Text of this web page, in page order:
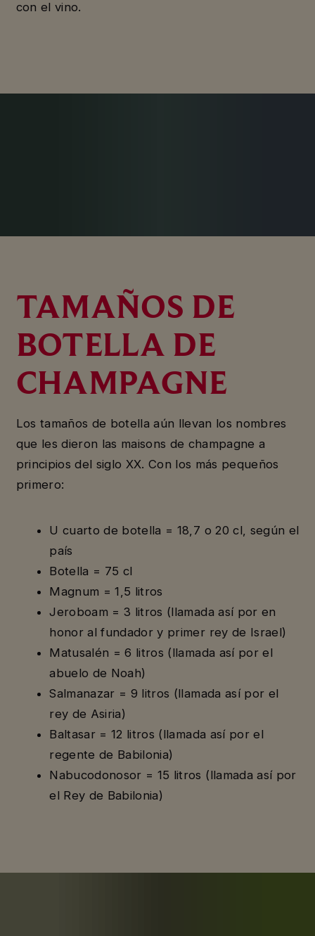
con el vino.
TAMAÑOS DE
BOTELLA DE
CHAMPAGNE
Los tamaños de botella aún llevan los nombres
que les dieron las maisons de champagne a
principios del siglo XX. Con los más pequeños
primero:
U cuarto de botella = 18,7 o 20 cl, según el
país
Botella = 75 cl
Magnum = 1,5 litros
Jeroboam = 3 litros (llamada así por en
honor al fundador y primer rey de Israel)
Matusalén = 6 litros (llamada así por el
abuelo de Noah)
Salmanazar = 9 litros (llamada así por el
rey de Asiria)
Baltasar = 12 litros (llamada así por el
regente de Babilonia)
Nabucodonosor = 15 litros (llamada así por
el Rey de Babilonia)